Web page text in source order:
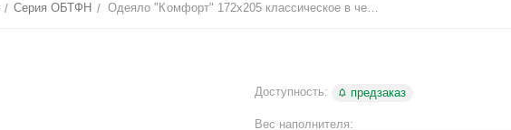
/ Серия ОБТФН / Одеяло "Комфорт" 172х205 классическое в чемодане
Доступность: предзаказ
Вес наполнителя: